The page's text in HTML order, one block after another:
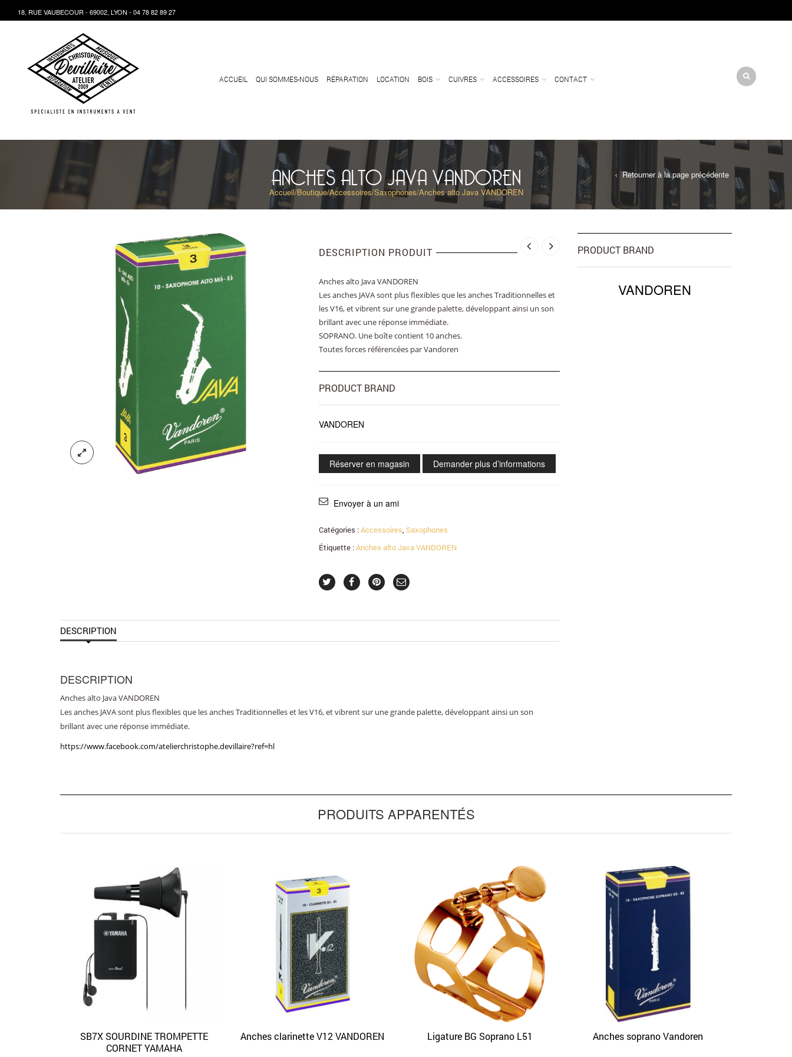
18, RUE VAUBECOUR - 69002, LYON - 04 78 82 89 27
ACCUEIL QUI SOMMES-NOUS RÉPARATION LOCATION BOIS CUIVRES ACCESSOIRES CONTACT
ANCHES ALTO JAVA VANDOREN
Accueil/Boutique/Accessoires/Saxophones/Anches alto Java VANDOREN
Retourner à la page précédente
DESCRIPTION PRODUIT
Anches alto Java VANDOREN
Les anches JAVA sont plus flexibles que les anches Traditionnelles et
les V16, et vibrent sur une grande palette, développant ainsi un son
brillant avec une réponse immédiate.
SOPRANO. Une boîte contient 10 anches.
Toutes forces référencées par Vandoren
PRODUCT BRAND
VANDOREN
Réserver en magasin Demander plus d’informations
Envoyer à un ami
Catégories :Accessoires, Saxophones
Étiquette :Anches alto Java VANDOREN
DESCRIPTION
DESCRIPTION
Anches alto Java VANDOREN
Les anches JAVA sont plus flexibles que les anches Traditionnelles et les V16, et vibrent sur une grande palette, développant ainsi un son
brillant avec une réponse immédiate.
https://www.facebook.com/atelierchristophe.devillaire?ref=hl
PRODUCT BRAND
VANDOREN
PRODUITS APPARENTÉS
APERÇU
SB7X SOURDINE TROMPETTE
CORNET YAMAHA
APERÇU
Anches clarinette V12 VANDOREN APERÇU
Ligature BG Soprano L51 APERÇU
Anches soprano Vandoren